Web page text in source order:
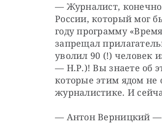
— Журналист,
России, который мог
году программу
запрещал
уволил 90 (!) человек
— Н.Р.)! Вы знаете об
которые этим ядом не
журналистике. И
— Антон Верницкий —